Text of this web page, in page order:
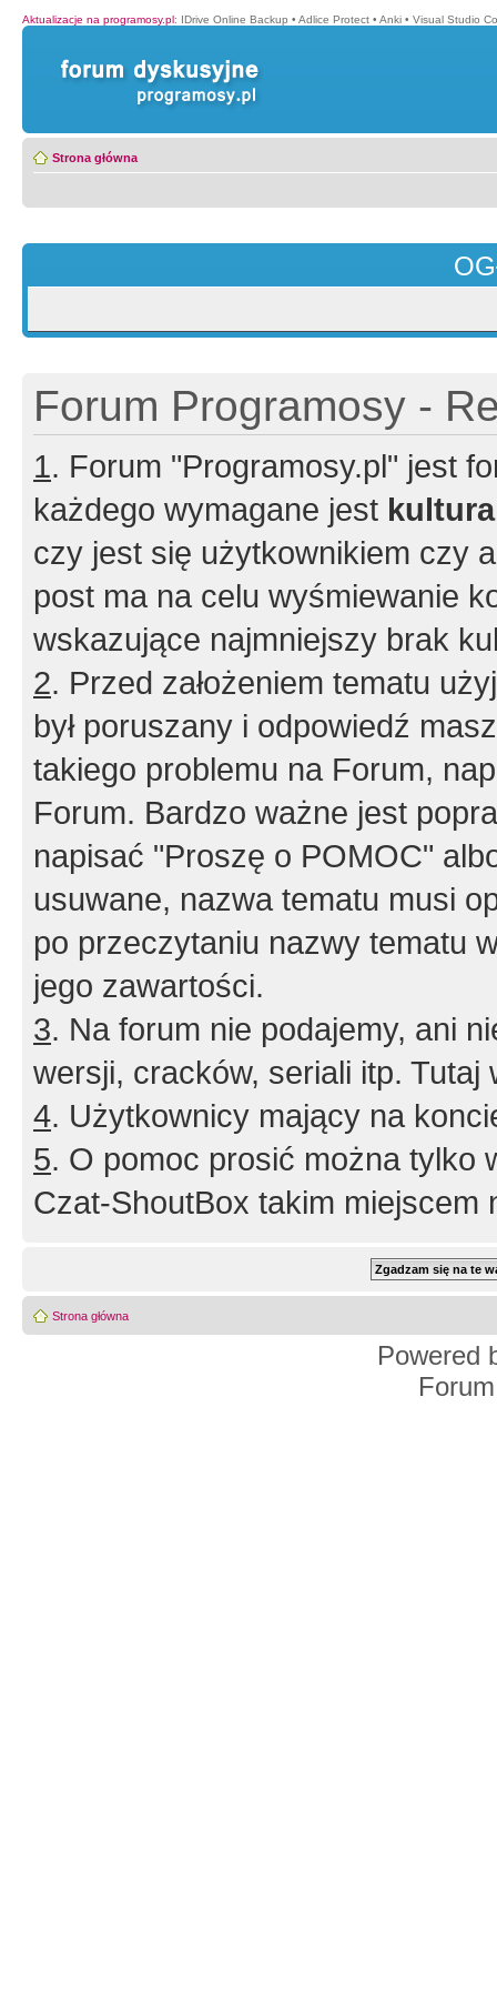
Aktualizacje na programosy.pl: IDrive Online Backup • Adlice Protect • Anki • Visual Studio
Strona główna
Forum Programosy -
1. Forum "Programosy.pl" jest
każdego wymagane jest
czy jest się użytkownikiem czy
post ma na celu wyśmiewanie
wskazujące najmniejszy brak
2. Przed założeniem tematu
był poruszany i odpowiedź
takiego problemu na Forum,
Forum. Bardzo ważne jest
napisać "Proszę o POMOC"
usuwane, nazwa tematu musi
po przeczytaniu nazwy tematu
jego zawartości.
3. Na forum nie podajemy, ani
wersji, cracków, seriali itp. Tutaj
4. Użytkownicy mający na
5. O pomoc prosić można tylko
Czat-ShoutBox takim miejscem
Strona główna
Powered